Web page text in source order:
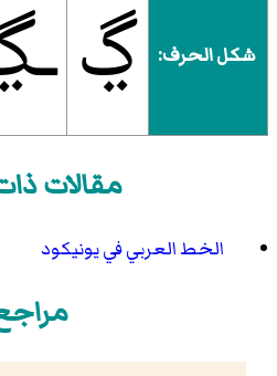
شكل الحرف: ڲ
مقالات
الخط العربي في يونيكود